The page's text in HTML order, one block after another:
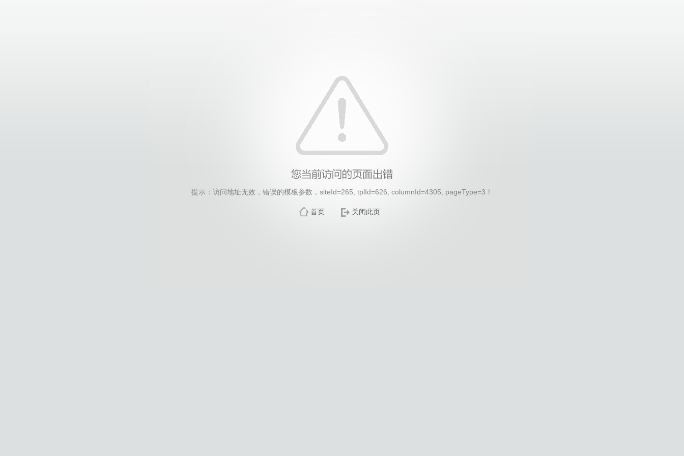
提示：访问地址无效，错误的模板参数，siteId=265, tplId=626, columnId=4305, pageType=3！
首页 关闭此页